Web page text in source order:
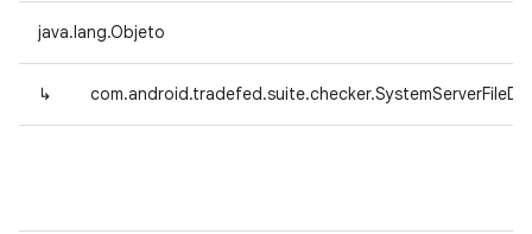
java.lang.Objeto
↳